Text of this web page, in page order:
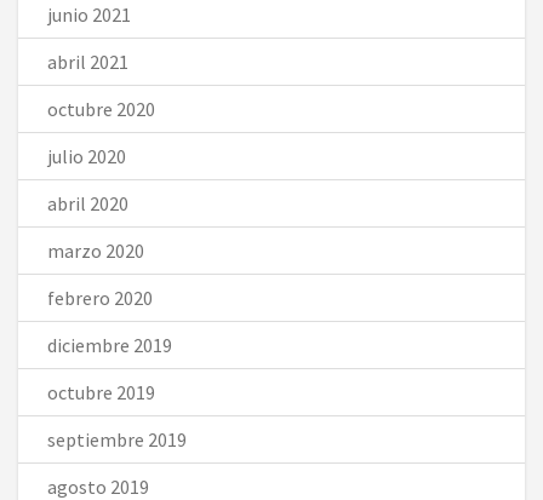
junio 2021
abril 2021
octubre 2020
julio 2020
abril 2020
marzo 2020
febrero 2020
diciembre 2019
octubre 2019
septiembre 2019
agosto 2019